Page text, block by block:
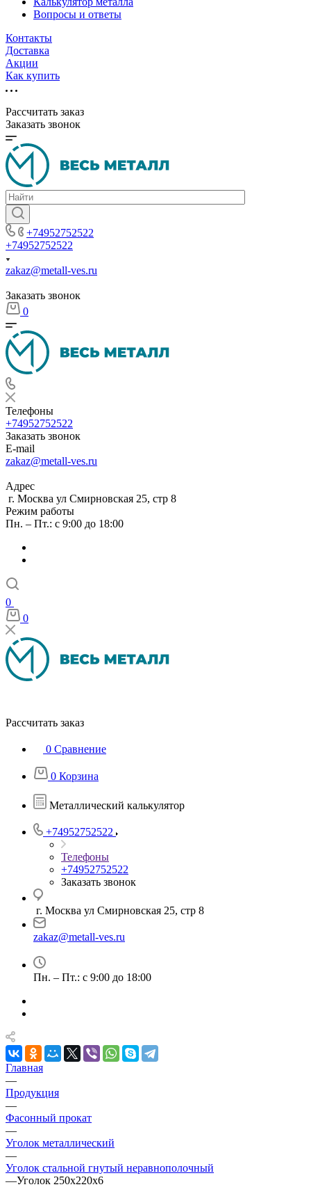
Вопросы и ответы
Контакты
Доставка
Акции
Как купить
Рассчитать заказ
Заказать звонок
+74952752522
+74952752522
zakaz@metall-ves.ru
Заказать звонок
0
Телефоны
+74952752522
Заказать звонок
E-mail
zakaz@metall-ves.ru
Адрес
г. Москва ул Смирновская 25, стр 8
Режим работы
Пн. – Пт.: с 9:00 до 18:00
0
0
Рассчитать заказ
0 Сравнение
0 Корзина
Металлический калькулятор
+74952752522
Телефоны
+74952752522
Заказать звонок
г. Москва ул Смирновская 25, стр 8
zakaz@metall-ves.ru
Пн. – Пт.: с 9:00 до 18:00
Главная
—
Продукция
—
Фасонный прокат
—
Уголок металлический
—
Уголок стальной гнутый неравнополочный
—Уголок 250х220х6